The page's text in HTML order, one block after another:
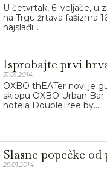
U četvrtak, 6. veljače, u
na Trgu žrtava fašizma
najslađi...
Isprobajte prvi
31.01.2014.
OXBO thEATer novi je
sklopu OXBO Urban
hotela DoubleTree by...
Slasne popečke od
29.01.2014.